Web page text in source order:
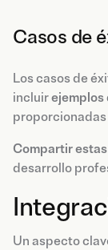
Casos de
Los casos de
incluirejemplos
Compartir
desarrollo
Un aspecto